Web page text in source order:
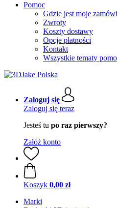
Pomoc
Gdzie jest moje
Zwroty
Koszty dostawy
Opcje płatności
Kontakt
Wszystkie tematy
Zaloguj się
Zaloguj się teraz
Jesteś tu po raz pierwszy?
Załóż konto
Koszyk 0,00 zł
Marki